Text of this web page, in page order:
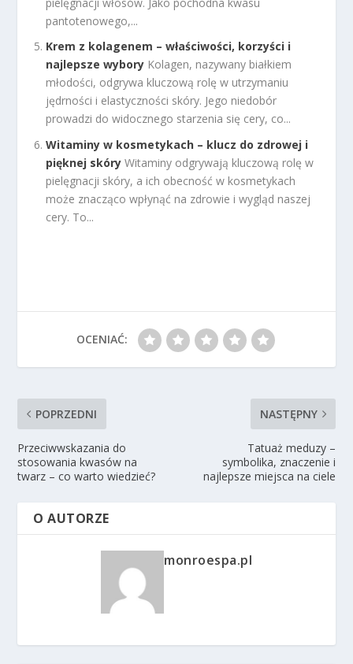
pantotenowego,...
Krem z kolagenem – właściwości, korzyści i
najlepsze wybory Kolagen, nazywany białkiem
młodości, odgrywa kluczową rolę w utrzymaniu
jędrności i elastyczności skóry. Jego niedobór
prowadzi do widocznego starzenia się cery, co...
Witaminy w kosmetykach – klucz do zdrowej i
pięknej skóry Witaminy odgrywają kluczową rolę w
pielęgnacji skóry, a ich obecność w kosmetykach
może znacząco wpłynąć na zdrowie i wygląd naszej
cery. To...
OCENIAĆ:
POPRZEDNI
Przeciwwskazania do
stosowania kwasów na
twarz – co warto wiedzieć?
NASTĘPNY
Tatuaż meduzy –
symbolika, znaczenie i
najlepsze miejsca na ciele
O AUTORZE
monroespa.pl